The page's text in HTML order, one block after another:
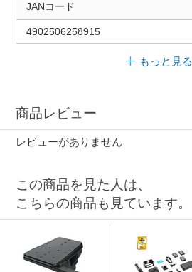
JANコード
4902506258915
もっと見る
商品レビュー
レビューがありません
この商品を見た人は、
こちらの商品も見ています。